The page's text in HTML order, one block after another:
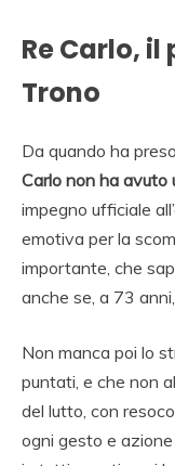
Re Carlo,
Trono
Da quando ha
Carlo non ha avuto
impegno ufficiale
emotiva per la
importante, che
anche se, a 73
Non manca poi lo
puntati, e che non
del lutto, con
ogni gesto e azione